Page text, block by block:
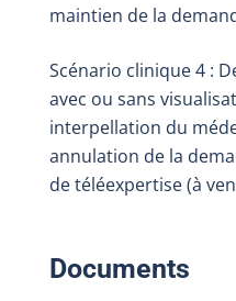
maintien de la
Scénario clinique 4 :
avec ou sans
interpellation du
annulation de la
de téléexpertise (à
Documents